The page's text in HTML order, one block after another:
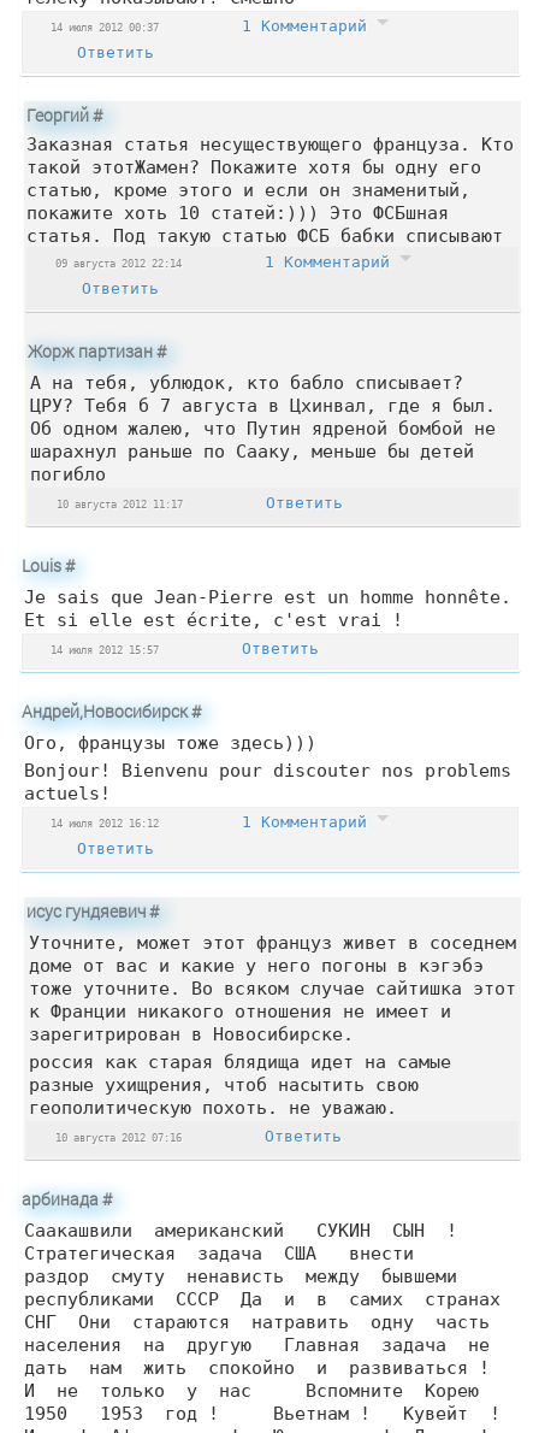
14 июля 2012 00:37
1 Комментарий
Ответить
Георгий#
Заказная статья несуществующего француза. Кто
такой этотЖамен? Покажите хотя бы одну его
статью, кроме этого и если он знаменитый,
покажите хоть 10 статей:))) Это ФСБшная
статья. Под такую статью ФСБ бабки списывают
09 августа 2012 22:14
1 Комментарий
Ответить
Жорж партизан#
А на тебя, ублюдок, кто бабло списывает?
ЦРУ? Тебя б 7 августа в Цхинвал, где я был.
Об одном жалею, что Путин ядреной бомбой не
шарахнул раньше по Сааку, меньше бы детей
погибло
10 августа 2012 11:17 Ответить
Louis#
Je sais que Jean-Pierre est un homme honnête.
Et si elle est écrite, c'est vrai !
14 июля 2012 15:57 Ответить
Андрей,Новосибирск#
Ого, французы тоже здесь)))
Bonjour! Bienvenu pour discouter nos problems
actuels!
14 июля 2012 16:12
1 Комментарий
Ответить
исус гундяевич#
Уточните, может этот француз живет в соседнем
доме от вас и какие у него погоны в кэгэбэ
тоже уточните. Во всяком случае сайтишка этот
к Франции никакого отношения не имеет и
зарегитрирован в Новосибирске.
россия как старая блядища идет на самые
разные ухищрения, чтоб насытить свою
геополитическую похоть. не уважаю.
10 августа 2012 07:16 Ответить
арбинада#
Саакашвили американский СУКИН СЫН !
Стратегическая задача США внести
раздор смуту ненависть между бывшеми
республиками СССР Да и в самих странах
СНГ Они стараются натравить одну часть
населения на другую Главная задача не
дать нам жить спокойно и развиваться !
И не только у нас Вспомните Корею
1950 1953 год ! Вьетнам ! Кувейт !